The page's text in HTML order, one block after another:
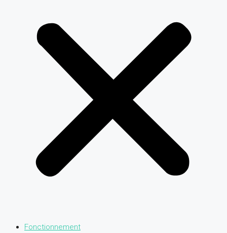
Fonctionnement